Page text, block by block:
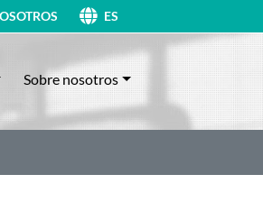
ES
Sobre nosotros